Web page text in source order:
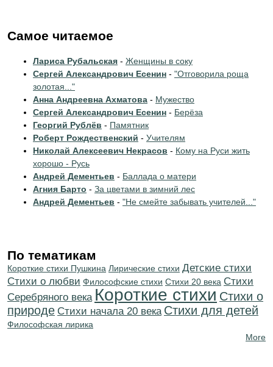
Самое читаемое
Лариса Рубальская - Женщины в соку
Сергей Александрович Есенин - "Отговорила роща
золотая..."
Анна Андреевна Ахматова - Мужество
Сергей Александрович Есенин - Берёза
Георгий Рублёв - Памятник
Роберт Рождественский - Учителям
Николай Алексеевич Некрасов - Кому на Руси жить
хорошо - Русь
Андрей Дементьев - Баллада о матери
Агния Барто - За цветами в зимний лес
Андрей Дементьев - "Не смейте забывать учителей..."
По тематикам
Короткие стихи Пушкина Лирические стихи Детские стихи
Стихи о любви Философские стихи Стихи 20 века Cтихи
Серебряного века Короткие стихи Стихи о
природе Cтихи начала 20 века Стихи для детей
Философская лирика
More